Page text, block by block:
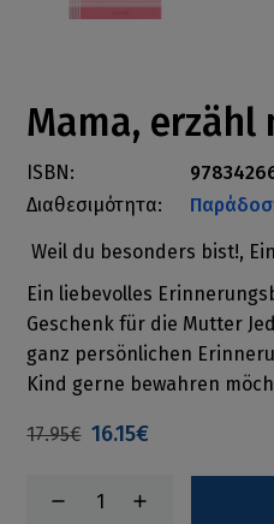
Mama, erzähl
ISBN:
Διαθεσιμότητα:
Weil du besonders bist!,
Ein liebevolles
Geschenk für die Mutter
ganz persönlichen
Kind gerne bewahren
17.95€ 16.15€